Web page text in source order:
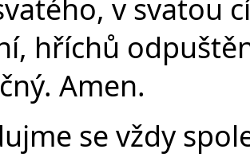
v svatou
hříchů
Amen.
se vždy